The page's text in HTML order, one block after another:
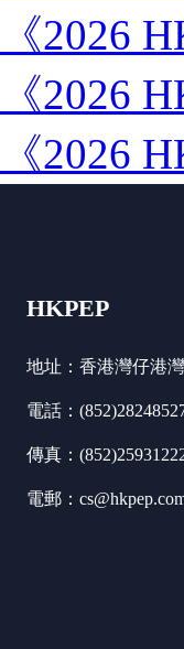
《2026
《2026
《2026
HKPEP
地址：香港灣仔港
電話：
傳真：
電郵：